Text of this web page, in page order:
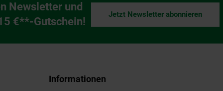
Newsletter und
€**-Gutschein!
Jetzt Newsletter abonnieren
Informationen